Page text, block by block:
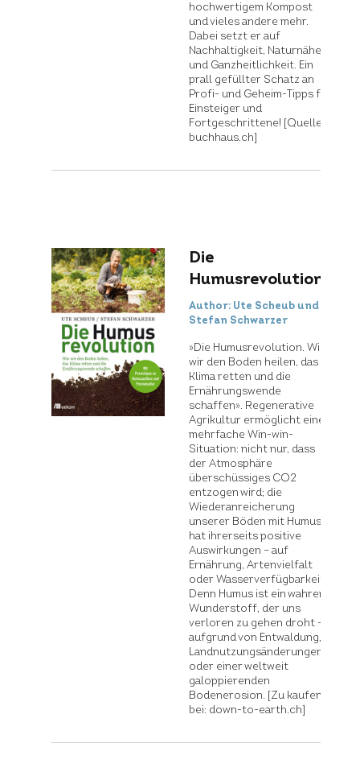
Projekte
Übersicht
Projekte
Fördergelder
Der
Förderantrag
Aktiv werden
Über die
Stiftung
Permakultur
Begrifflichkeit
permakultur-
konkret
Beschrieb
Website konkret
hochwertigem Kompost
und vieles andere mehr.
Dabei setzt er auf
Nachhaltigkeit, Naturnähe
und Ganzheitlichkeit. Ein
prall gefüllter Schatz an
Profi- und Geheim-Tipps für
Einsteiger und
Fortgeschrittene! [Quelle:
buchhaus.ch]
Die
Humusrevolution
Author: Ute Scheub und
Stefan Schwarzer
»Die Humusrevolution. Wie
wir den Boden heilen, das
Klima retten und die
Ernährungswende
schaffen». Regenerative
Agrikultur ermöglicht eine
mehrfache Win-win-
Situation: nicht nur, dass
der Atmosphäre
überschüssiges CO2
entzogen wird; die
Wiederanreicherung
unserer Böden mit Humus
hat ihrerseits positive
Auswirkungen – auf
Ernährung, Artenvielfalt
oder Wasserverfügbarkeit.
Denn Humus ist ein wahrer
Wunderstoff, der uns
verloren zu gehen droht –
aufgrund von Entwaldung,
Landnutzungsänderungen
oder einer weltweit
galoppierenden
Bodenerosion. [Zu kaufen
bei: down-to-earth.ch]